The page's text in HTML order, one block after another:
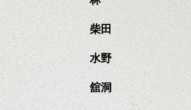
柴田
水野
舘洞